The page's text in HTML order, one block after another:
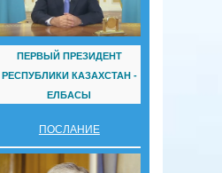
ПЕРВЫЙ ПРЕЗИДЕНТ
РЕСПУБЛИКИ КАЗАХСТАН -
ЕЛБАСЫ
ПОСЛАНИЕ